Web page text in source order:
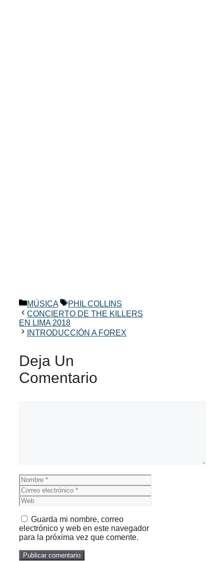
Categorías
MÚSICA Etiquetas
PHIL COLLINS
CONCIERTO DE THE KILLERS
EN LIMA 2018
INTRODUCCIÓN A FOREX
Deja Un
Comentario
Nombre
Correo
electrónico
Web
Guarda mi nombre, correo
electrónico y web en este navegador
para la próxima vez que comente.